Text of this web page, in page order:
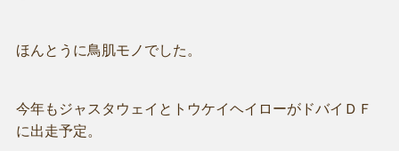
ほんとうに鳥肌モノでした。
今年もジャスタウェイとトウケイヘイローがドバイＤＦ
に出走予定。